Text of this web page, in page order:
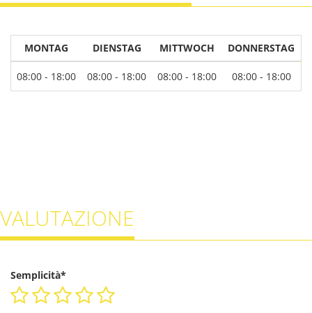
MONTAG DIENSTAG MITTWOCH DONNERSTAG
08:00 - 18:00 08:00 - 18:00 08:00 - 18:00 08:00 - 18:00
VALUTAZIONE
Semplicità*